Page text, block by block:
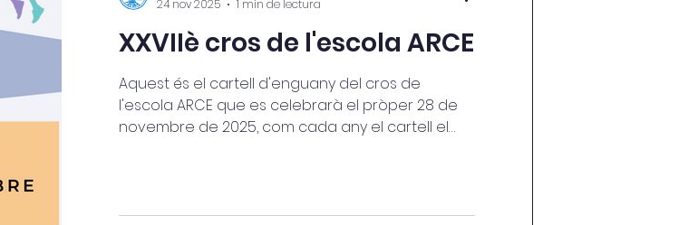
XXVIIè cros de l'escola ARCE
Aquest és el cartell d'enguany del cros de
l'escola ARCE que es celebrarà el pròper 28 de
novembre de 2025, com cada any el cartell el
24 nov 2025
1 min de lectura